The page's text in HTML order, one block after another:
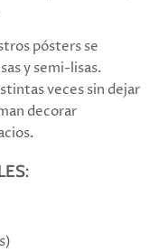
pósters se
y semi-lisas.
veces sin dejar
decorar